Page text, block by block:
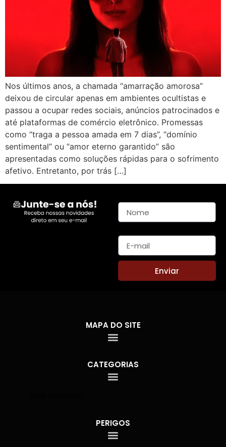
Nos últimos anos, a chamada “amarração amorosa”
deixou de circular apenas em ambientes ocultistas e
passou a ocupar redes sociais, anúncios patrocinados e
até plataformas de comércio eletrônico. Promessas
como “traga a pessoa amada em 7 dias”, “domínio
sentimental” ou “amor eterno garantido” são
apresentadas como soluções rápidas para o sofrimento
afetivo. Entretanto, por trás […]
Enviar
MAPA DO SITE
CATEGORIAS
PERIGOS